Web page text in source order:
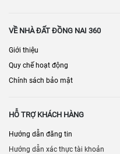
VỀ NHÀ ĐẤT ĐỒNG NAI 360
Giới thiệu
Quy chế hoạt động
Chính sách bảo mật
HỖ TRỢ KHÁCH HÀNG
Hướng dẫn đăng tin
Hướng dẫn xác thực tài khoản